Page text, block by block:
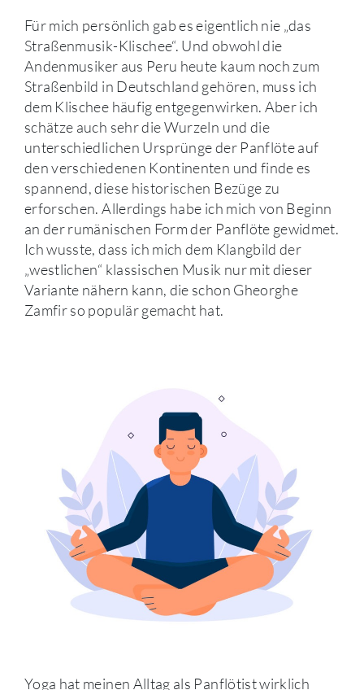
Für mich persönlich gab es eigentlich nie „das
Straßenmusik-Klischee“. Und obwohl die
Andenmusiker aus Peru heute kaum noch zum
Straßenbild in Deutschland gehören, muss ich
dem Klischee häufig entgegenwirken. Aber ich
schätze auch sehr die Wurzeln und die
unterschiedlichen Ursprünge der Panflöte auf
den verschiedenen Kontinenten und finde es
spannend, diese historischen Bezüge zu
erforschen. Allerdings habe ich mich von Beginn
an der rumänischen Form der Panflöte gewidmet.
Ich wusste, dass ich mich dem Klangbild der
„westlichen“ klassischen Musik nur mit dieser
Variante nähern kann, die schon Gheorghe
Zamfir so populär gemacht hat.
Yoga hat meinen Alltag als Panflötist wirklich